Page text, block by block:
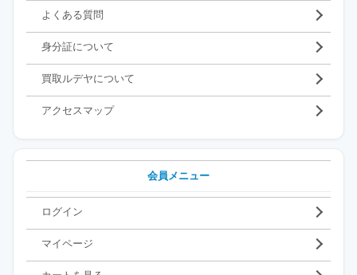
よくある質問
身分証について
買取ルデヤについて
アクセスマップ
会員メニュー
ログイン
マイページ